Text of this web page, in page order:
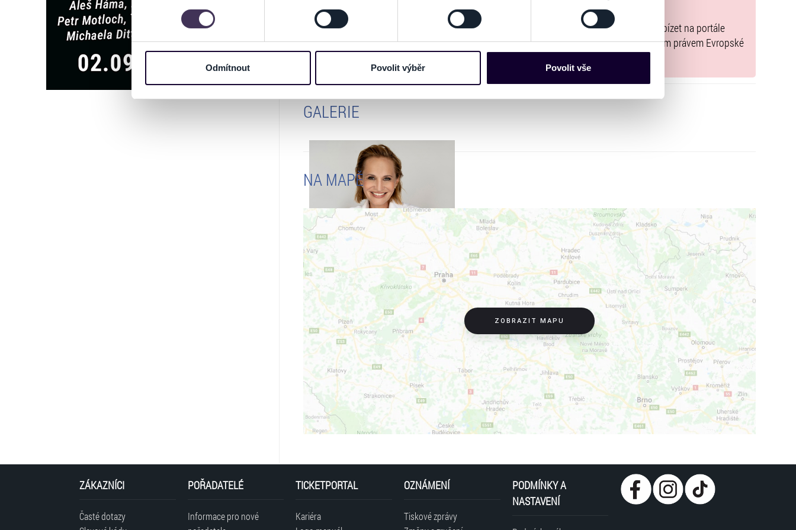
můžete kdykoliv změnit nebo odvolat v části Prohlášení o souborech cookie.
informace o vašem zařízení nebo vaší aktivitě na našich webových stránkách. Tyto informace mohou představovat
osobní údaje. Získané informace používáme např. k analýze návštěvnosti webu nebo k personalizaci obsahu a reklam.
Jaké typy cookies používáme, naleznete níže. Možnosti zpracování upravíte zaškrtnutím příslušné varianty. Svoji volbu
Odmítnout Povolit výběr Povolit vše
jehož údaje jsou uvedeny přímo v košíku.
Pořadatel se ve smyslu čl. 30 odst. 1 písm. e) nařízení EU 2022/2065 zavázal nabízet na portále
www.ticketportal.cz pouze výrobky nebo služby, jež jsou v souladu s použitelným právem Evropské
GALERIE
NA MAPĚ
ZOBRAZIT MAPU
ZÁKAZNÍCI
Časté dotazy
POŘADATELÉ
Informace pro nové
TICKETPORTAL
Kariéra
OZNÁMENÍ
Tiskové zprávy
PODMÍNKY A
NASTAVENÍ